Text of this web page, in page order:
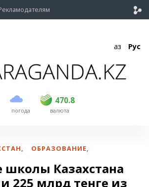
Қаз Рус
погода
470.8
USD 468.5 470.8
EUR валюта
, ОБРАЗОВАНИЕ,
школы Казахстана
225 млрд тенге из